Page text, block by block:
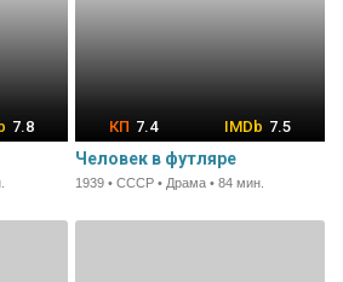
7.8 7.4 7.5
Человек в футляре
1939 • СССР • Драма • 84 мин.